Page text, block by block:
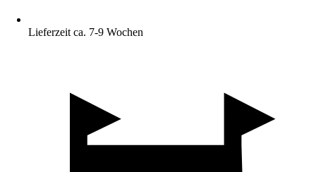
Lieferzeit ca. 7-9 Wochen